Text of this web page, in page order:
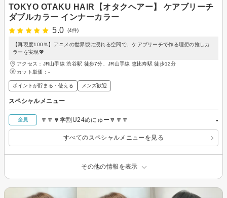
TOKYO OTAKU HAIR【オタクヘアー】 ケアブリーチ
ダブルカラー インナーカラー
5.0
(4件)
【再現度100％】アニメの世界観に浸れる空間で、ケアブリーチで作る理想の推しカ
ラーを実現💖
アクセス：JR山手線 渋谷駅 徒歩7分、JR山手線 恵比寿駅 徒歩12分
カット単価： -
ポイントが貯まる・使える メンズ歓迎
スペシャルメニュー
全員 🔽🔽🔽学割U24めにゅー🔽🔽🔽 -
すべてのスペシャルメニューを見る
その他の情報を表示